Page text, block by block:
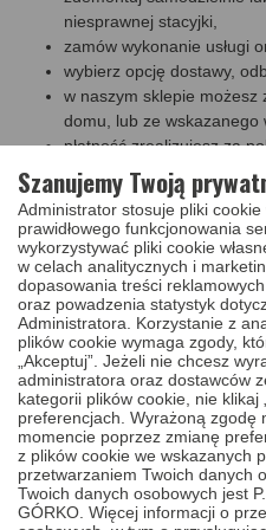
niesprawnej stacyjki,
zamów wykonanie usługi
wybierz opcję dostawy,
w naszym sklepie możesz
domu, lub ze wskazanego
płatność zrealizujesz za
zapakuj uszkodzony
kurierowi.
Czas naprawy:naprawa
Santa Fe w naszym serwisie
roboczy, doliczając do tego czas
naszego serwisu i z powrotem,
ciągutrzech dni roboczych.
Po zakupie usługi naprawy -
oraz wszystkie klucze, które do
serwisu. W trakcie naprawy
przechodzą gruntowną
ultradźwiękowej z dodatkiem
naprawy stacyjki i jej wkładu
zapadek.
Szukasz innej usługi?W
stacyjkę, ale możesz skorzystać
Szanujemy Twoją
Administrator stosuje pliki
prawidłowego funkcjonowania
wykorzystywać pliki cookie
w celach analitycznych i
dopasowania treści
oraz powadzenia statystyk
Administratora. Korzystanie z
plików cookie wymaga zgody,
„Akceptuj”. Jeżeli nie chcesz
administratora oraz dostawców
kategorii plików cookie, nie klikaj
preferencjach. Wyrażoną zgodę
momencie poprzez zmianę
z plików cookie we wskazanych
przetwarzaniem Twoich danych
Twoich danych osobowych jest
GÓRKO. Więcej informacji o